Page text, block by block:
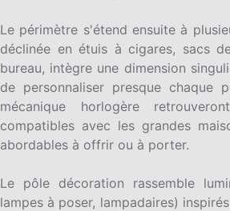
Le périmètre s'étend ensuite à
déclinée en étuis à cigares, sacs
bureau, intègre une dimension
de personnaliser presque
mécanique horlogère
compatibles avec les grandes
abordables à offrir ou à porter.
Le pôle décoration rassemble
lampes à poser, lampadaires)